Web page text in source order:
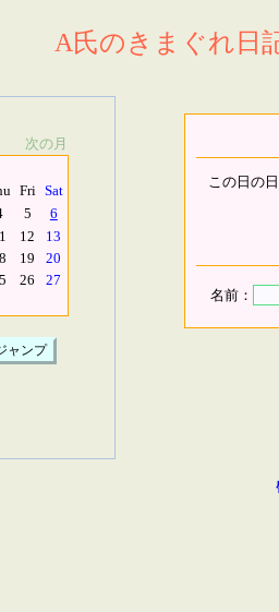
A氏のきまぐれ日
次の月
Fri Sat
5
6
12
13
19
20
26
27
この日の
名前：